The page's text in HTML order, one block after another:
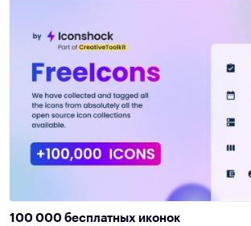
100 000 бесплатных иконок